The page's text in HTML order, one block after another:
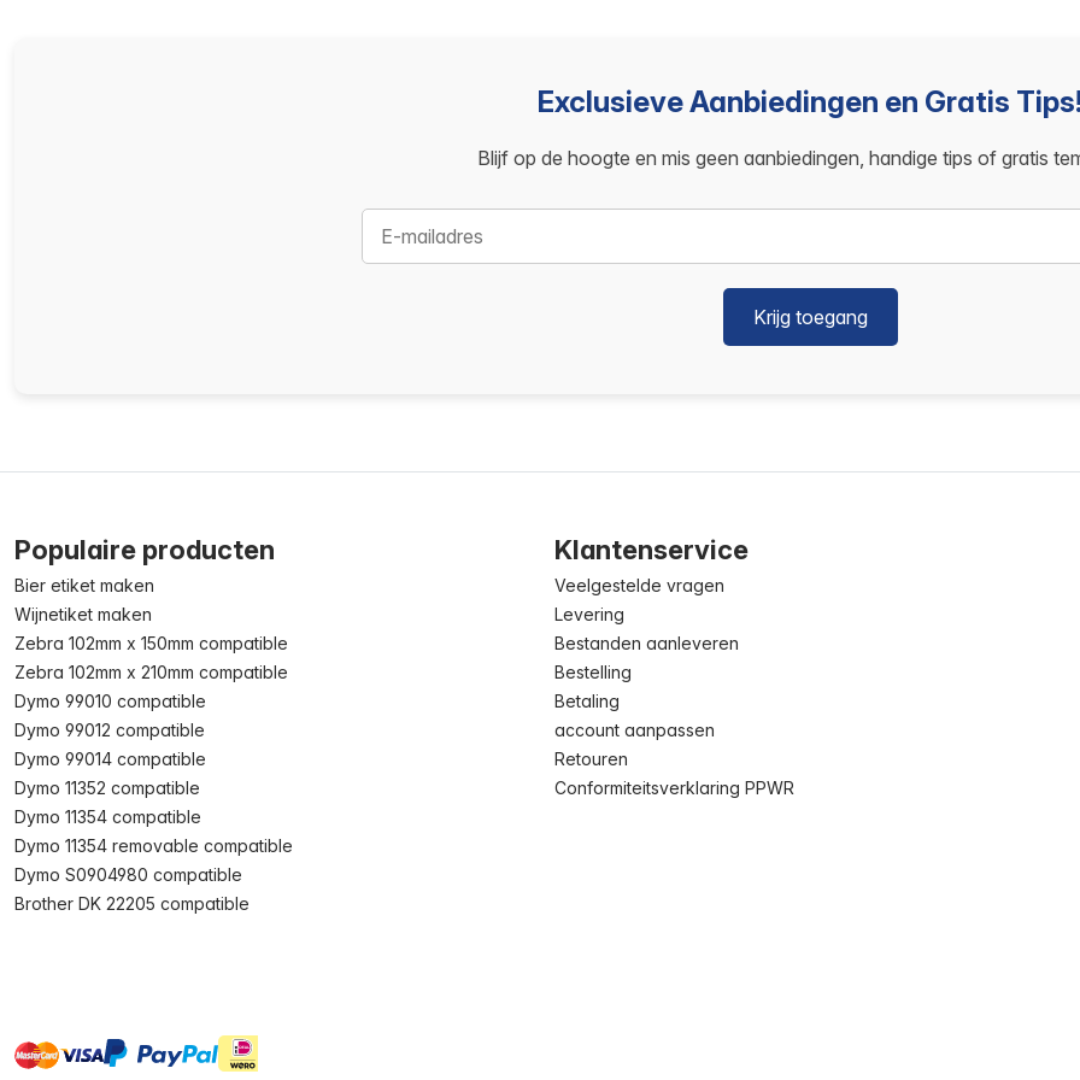
Exclusieve Aanbiedingen en Gratis Tips!
Blijf op de hoogte en mis geen aanbiedingen, handige tips of gratis
Krijg toegang
Populaire producten
Bier etiket maken
Wijnetiket maken
Zebra 102mm x 150mm compatible
Zebra 102mm x 210mm compatible
Dymo 99010 compatible
Dymo 99012 compatible
Dymo 99014 compatible
Dymo 11352 compatible
Dymo 11354 compatible
Dymo 11354 removable compatible
Dymo S0904980 compatible
Brother DK 22205 compatible
Klantenservice
Veelgestelde vragen
Levering
Bestanden aanleveren
Bestelling
Betaling
account aanpassen
Retouren
Conformiteitsverklaring PPWR
mastervisa paypal ideal